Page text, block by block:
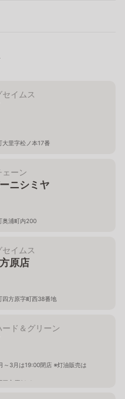
セイムス
里字松ノ本17番
ーン
ニシミヤ
奥浦町内200
セイムス
原店
四方原字町西38番地
ード＆グリーン
月は19:00閉店 ※灯油販売は
四方原21-1